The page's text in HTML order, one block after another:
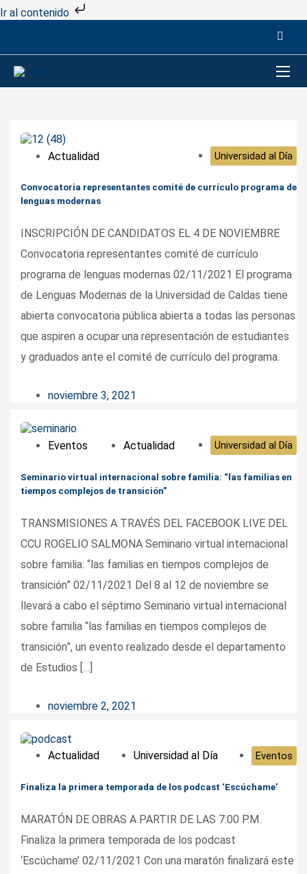
Ir al contenido
Actualidad Universidad al Día
Convocatoria representantes comité de currículo programa de
lenguas modernas
INSCRIPCIÓN DE CANDIDATOS EL 4 DE NOVIEMBRE
Convocatoria representantes comité de currículo
programa de lenguas modernas 02/11/2021 El programa
de Lenguas Modernas de la Universidad de Caldas tiene
abierta convocatoria pública abierta a todas las personas
que aspiren a ocupar una representación de estudiantes
y graduados ante el comité de currículo del programa.
noviembre 3, 2021
Eventos Actualidad Universidad al Día
Seminario virtual internacional sobre familia: “las familias en
tiempos complejos de transición”
TRANSMISIONES A TRAVÉS DEL FACEBOOK LIVE DEL
CCU ROGELIO SALMONA Seminario virtual internacional
sobre familia: “las familias en tiempos complejos de
transición” 02/11/2021 Del 8 al 12 de noviembre se
llevará a cabo el séptimo Seminario virtual internacional
sobre familia “las familias en tiempos complejos de
transición”, un evento realizado desde el departamento
de Estudios […]
noviembre 2, 2021
Actualidad Universidad al Día Eventos
Finaliza la primera temporada de los podcast ‘Escúchame’
MARATÓN DE OBRAS A PARTIR DE LAS 7:00 P.M.
Finaliza la primera temporada de los podcast
‘Escúchame’ 02/11/2021 Con una maratón finalizará este